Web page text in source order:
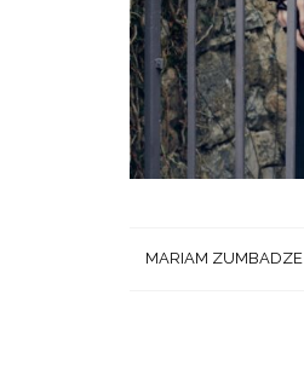
MARIAM ZUMBADZE